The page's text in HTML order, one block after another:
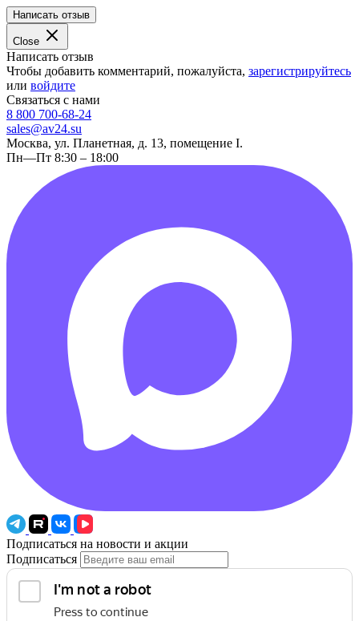
Написать отзыв
Close
Написать отзыв
Чтобы добавить комментарий, пожалуйста, зарегистрируйтесь
или войдите
Связаться с нами
8 800 700-68-24
sales@av24.su
Москва, ул. Планетная, д. 13, помещение I.
Пн—Пт 8:30 – 18:00
Подписаться на новости и акции
Подписаться